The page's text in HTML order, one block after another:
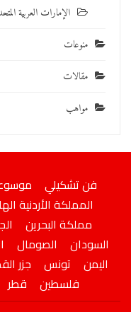
الإمارات العربية
منوعات
مقالات
مواهب
فن تشكيلي
المملكة الأردنية
مملكة البحرين
السودان
الصومال
اليمن
تونس جزر
فلسطين
قطر